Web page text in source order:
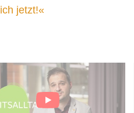
jetzt!